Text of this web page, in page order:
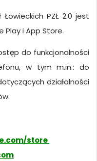
PZŁ 2.0 jest
Play i App Store.
do funkcjonalności
w tym m.in.: do
działalności
store